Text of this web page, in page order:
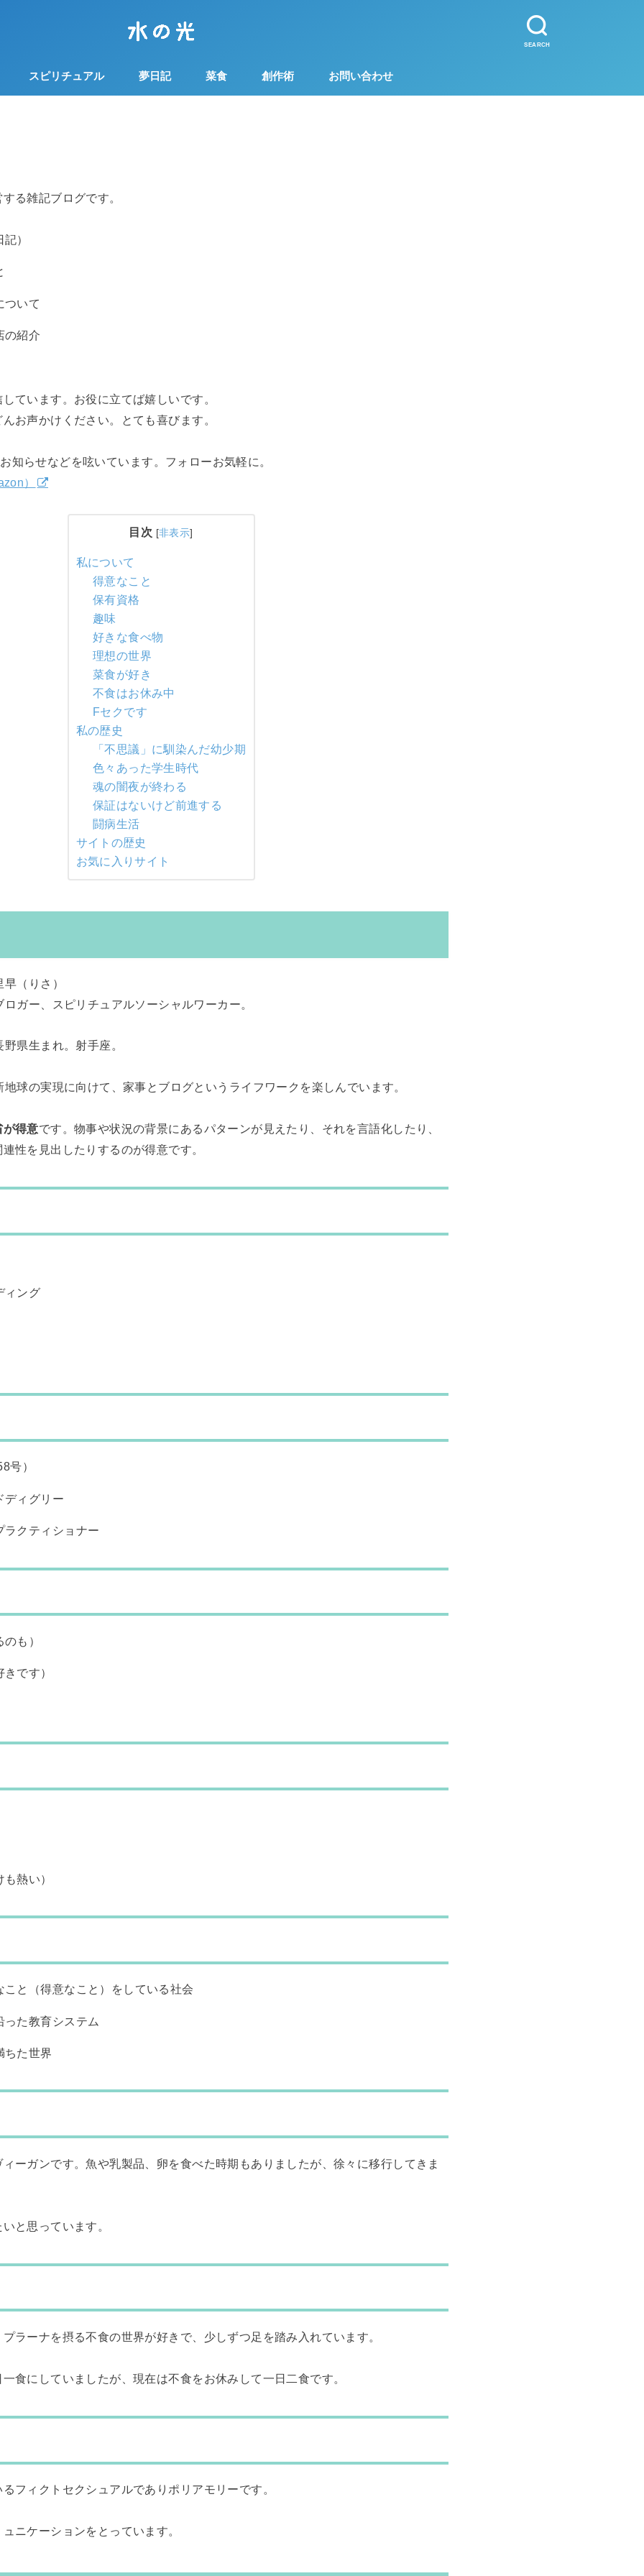
SEARCH
スピリチュアル 夢日記 菜食 創作術 お問い合わせ
る雑記ブログです。
）
ついて
の紹介
ています。お役に立てば嬉しいです。
お声かけください。とても喜びます。
知らせなどを呟いています。フォローお気軽に。
）
目次 [非表示]
私について
得意なこと
保有資格
趣味
好きな食べ物
理想の世界
菜食が好き
不食はお休み中
Fセクです
私の歴史
「不思議」に馴染んだ幼少期
色々あった学生時代
魂の闇夜が終わる
保証はないけど前進する
闘病生活
サイトの歴史
お気に入りサイト
早（りさ）
ロガー、スピリチュアルソーシャルワーカー。
野県生まれ。射手座。
地球の実現に向けて、家事とブログというライフワークを楽しんでいます。
が得意です。物事や状況の背景にあるパターンが見えたり、それを言語化したり、
性を見出したりするのが得意です。
ィング
号）
ィグリー
ラクティショナー
も）
です）
熱い）
と（得意なこと）をしている社会
った教育システム
ちた世界
ーガンです。魚や乳製品、卵を食べた時期もありましたが、徐々に移行してきま
と思っています。
ラーナを摂る不食の世界が好きで、少しずつ足を踏み入れています。
食にしていましたが、現在は不食をお休みして一日二食です。
フィクトセクシュアルでありポリアモリーです。
ニケーションをとっています。